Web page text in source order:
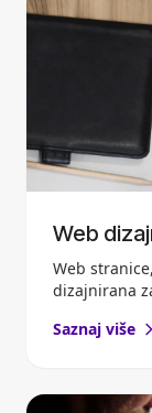
Web
Web
dizajnirana
Saznaj više